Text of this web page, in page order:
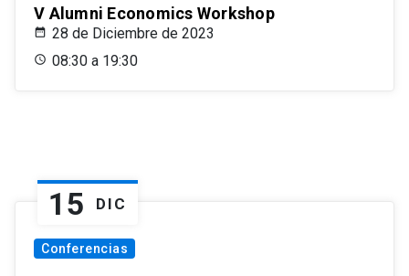
V Alumni Economics Workshop
28 de Diciembre de 2023
08:30 a 19:30
15 DIC
Conferencias